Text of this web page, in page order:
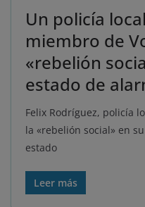
Un policía
miembro de
«rebelión
estado de
Felix Rodríguez, policía
la «rebelión social» en
estado
Leer más